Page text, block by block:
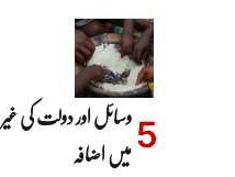
وسائل اور دولت کی
میں اضافہ